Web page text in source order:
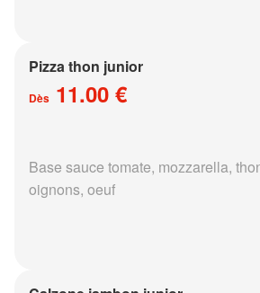
Pizza thon junior
Dès 11.00 €
Base sauce tomate, mozzarella,
oignons, oeuf